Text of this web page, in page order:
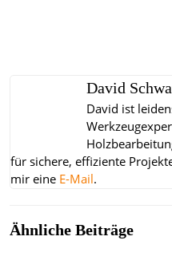
David
David ist
für sichere, effiziente
mir eine E-Mail.
Ähnliche Beiträge